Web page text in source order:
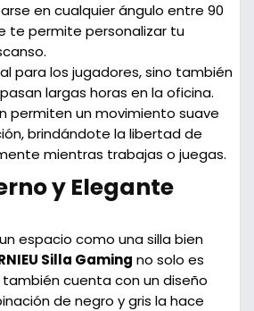
en cualquier ángulo entre 90
te permite personalizar tu
para los jugadores, sino también
largas horas en la oficina.
permiten un movimiento suave
brindándote la libertad de
mientras trabajas o juegas.
y Elegante
espacio como una silla bien
Silla Gaming no solo es
también cuenta con undiseño
de negro y gris la hace